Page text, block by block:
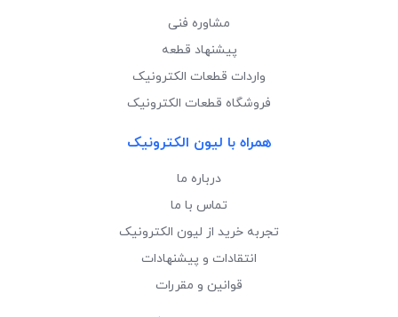
مشاوره فنی
پیشنهاد قطعه
واردات قطعات الکترونیک
فروشگاه قطعات الکترونیک
همراه با لیون الکترونیک
درباره ما
تماس با ما
تجربه خرید از لیون الکترونیک
انتقادات و پیشنهادات
قوانین و مقررات